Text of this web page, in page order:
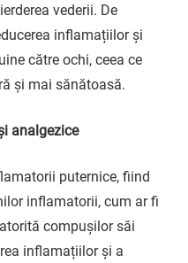
vederii. De
inflamațiilor și
către ochi, ceea ce
și mai sănătoasă.
analgezice
puternice, fiind
inflamatorii, cum ar fi
compușilor săi
inflamațiilor și a